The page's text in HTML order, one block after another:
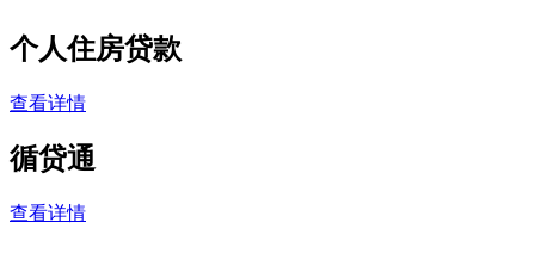
个人住房贷款
查看详情
循贷通
查看详情